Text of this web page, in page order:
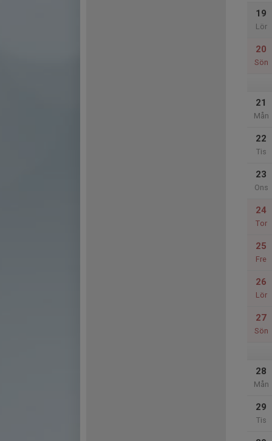
19
Lör
20
Sön
21
Mån
22
Tis
23
Ons
24
Tor
25
Fre
26
Lör
27
Sön
28
Mån
29
Tis